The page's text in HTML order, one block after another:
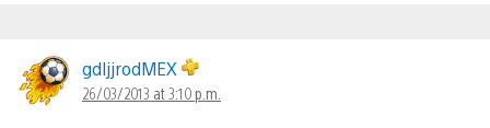
gdljjrodMEX
26/03/2013 at 3:10 p.m.